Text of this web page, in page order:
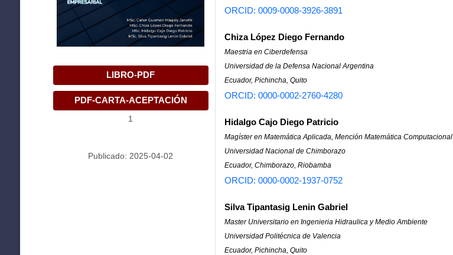
LIBRO-PDF
PDF-CARTA-ACEPTACIÓN
1
Publicado: 2025-04-02
ORCID: 0009-0008-3926-3891
Chiza López Diego Fernando
Maestria en Ciberdefensa
Universidad de la Defensa Nacional Argentina
Ecuador, Pichincha, Quito
ORCID: 0000-0002-2760-4280
Hidalgo Cajo Diego Patricio
Magíster en Matemática Aplicada, Mención Matemática Computacional
Universidad Nacional de Chimborazo
Ecuador, Chimborazo, Riobamba
ORCID: 0000-0002-1937-0752
Silva Tipantasig Lenin Gabriel
Master Universitario en Ingenieria Hidraulica y Medio Ambiente
Universidad Politécnica de Valencia
Ecuador, Pichincha, Quito